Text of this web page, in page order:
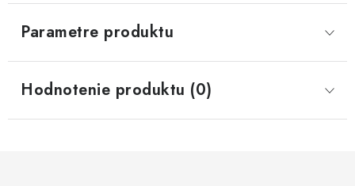
Parametre produktu
Hodnotenie produktu (0)